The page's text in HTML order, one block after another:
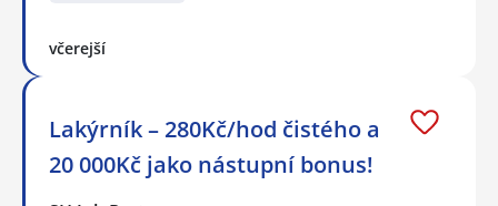
včerejší
Lakýrník – 280Kč/hod čistého a
20 000Kč jako nástupní bonus!